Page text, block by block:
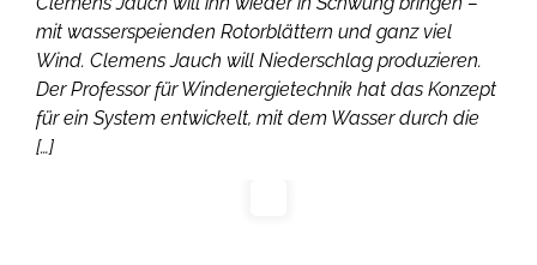
mit wasserspeienden Rotorblättern und ganz viel
Wind. Clemens Jauch will Niederschlag produzieren.
Der Professor für Windenergietechnik hat das Konzept
für ein System entwickelt, mit dem Wasser durch die
[…]